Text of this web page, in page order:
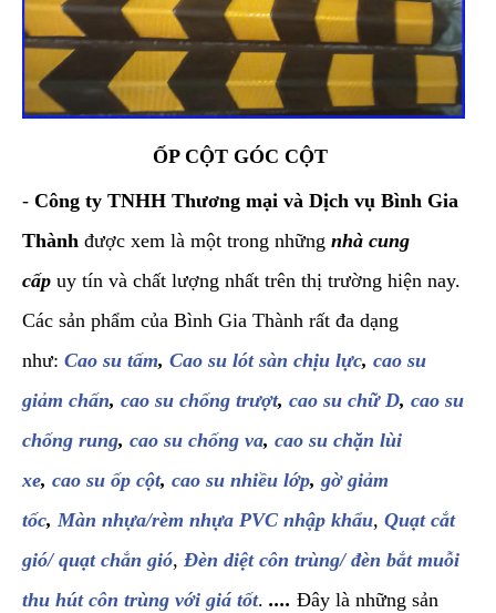
ỐP CỘT GÓC CỘT
- Công ty TNHH Thương mại và Dịch vụ Bình Gia
Thành được xem là một trong những nhà cung
cấp uy tín và chất lượng nhất trên thị trường hiện nay.
Các sản phẩm của Bình Gia Thành rất đa dạng
như: Cao su tấm, Cao su lót sàn chịu lực, cao su
giảm chấn, cao su chống trượt, cao su chữ D, cao su
chống rung, cao su chống va, cao su chặn lùi
xe, cao su ốp cột, cao su nhiều lớp, gờ giảm
tốc, Màn nhựa/rèm nhựa PVC nhập khẩu, Quạt cắt
gió/ quạt chắn gió, Đèn diệt côn trùng/ đèn bắt muỗi
thu hút côn trùng với giá tốt. .... Đây là những sản